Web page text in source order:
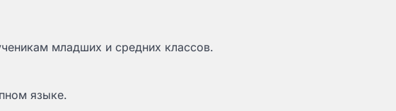
младших и средних классов.
языке.